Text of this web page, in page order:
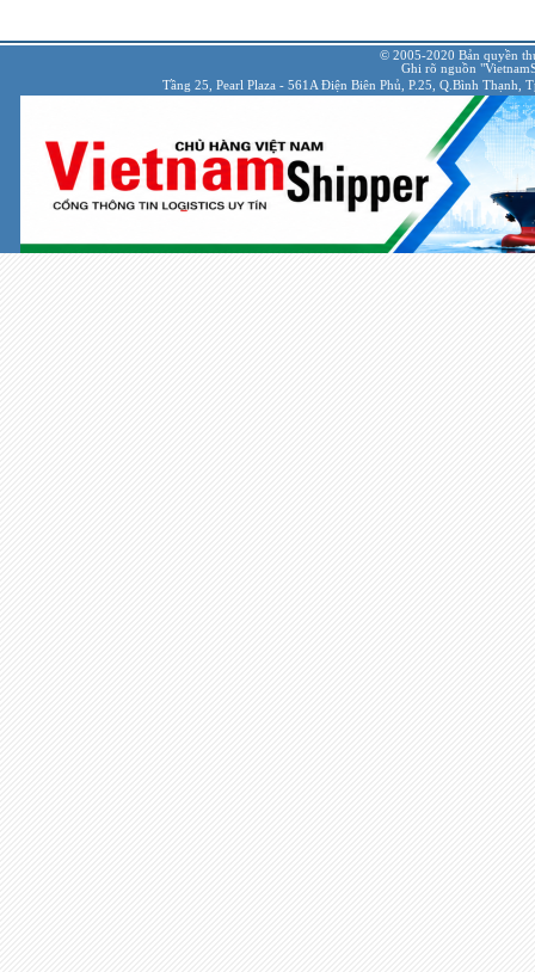
© 2005-2020 Bản quyền
Ghi rõ nguồn
Tầng 25, Pearl Plaza - 561A Điện Biên Phủ, P.25, Q.Bình